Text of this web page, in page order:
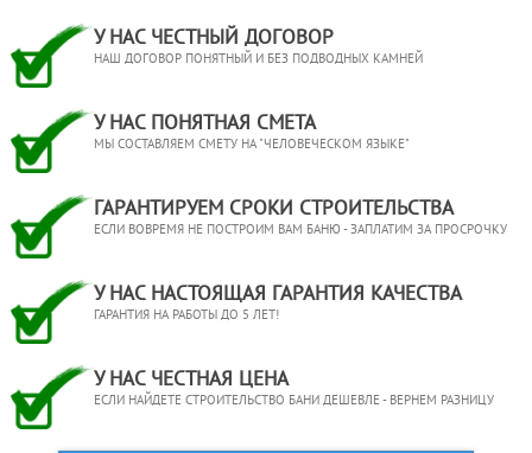
У НАС ЧЕСТНЫЙ ДОГОВОР
НАШ ДОГОВОР ПОНЯТНЫЙ И БЕЗ ПОДВОДНЫХ КАМНЕЙ
У НАС ПОНЯТНАЯ СМЕТА
МЫ СОСТАВЛЯЕМ СМЕТУ НА "ЧЕЛОВЕЧЕСКОМ ЯЗЫКЕ"
ГАРАНТИРУЕМ СРОКИ СТРОИТЕЛЬСТВА
ЕСЛИ ВОВРЕМЯ НЕ ПОСТРОИМ ВАМ БАНЮ - ЗАПЛАТИМ ЗА ПРОСРОЧКУ
У НАС НАСТОЯЩАЯ ГАРАНТИЯ КАЧЕСТВА
ГАРАНТИЯ НА РАБОТЫ ДО 5 ЛЕТ!
У НАС ЧЕСТНАЯ ЦЕНА
ЕСЛИ НАЙДЕТЕ СТРОИТЕЛЬСТВО БАНИ ДЕШЕВЛЕ - ВЕРНЕМ РАЗНИЦУ